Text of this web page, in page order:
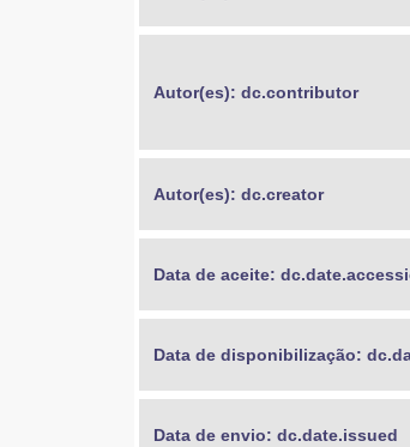
Autor(es): dc.contributor
Autor(es): dc.creator
Data de aceite:
Data de disponibilização:
Data de envio: dc.date.issued